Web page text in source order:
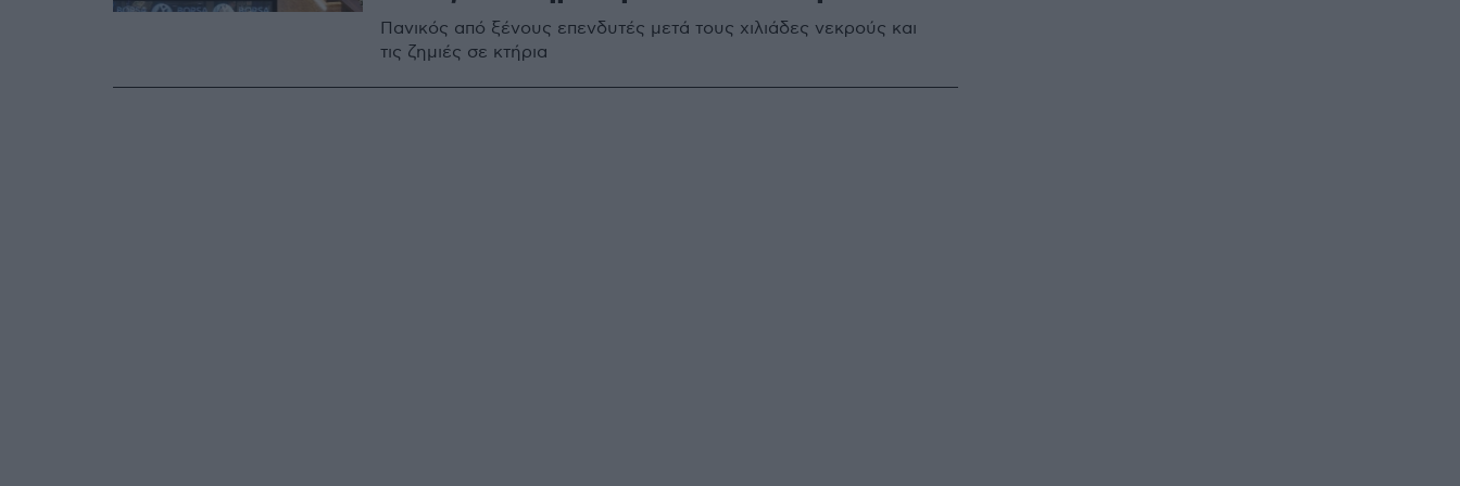
Πανικός από ξένους επενδυτές μετά τους χιλιάδες νεκρούς και
τις ζημιές σε κτήρια